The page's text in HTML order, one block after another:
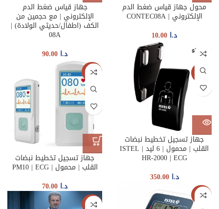
محول جهاز قياس ضغط الدم
الإلكتروني | CONTEC08A
د.ا 10.00
جهاز قياس ضغط الدم
الإلكتروني | مع حجمين من
الكف (اطفال/حديثي الولادة) |
08A
د.ا 90.00 غير متو
فر
جديدنا
جهاز تسجيل تخطيط نبضات
القلب | محمول | 6 ليد | ISTEL
HR-2000 | ECG
د.ا 350.00
جديدنا
جهاز تسجيل تخطيط نبضات
القلب | محمول | PM10 | ECG
د.ا 70.00
جديدنا
جديدنا